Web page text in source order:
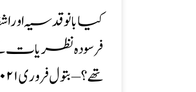
کیا بانو قدسیہ اور
فرسودہ نظریات
تھے؟ – بتول فروری ۲۰۲۱